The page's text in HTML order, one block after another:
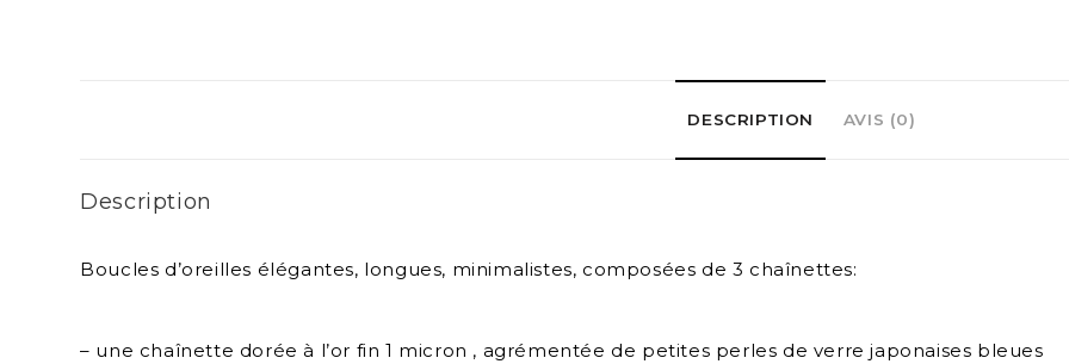
DESCRIPTION AVIS (0)
Description
Boucles d’oreilles élégantes, longues, minimalistes, composées de 3 chaînettes:
– une chaînette dorée à l’or fin 1 micron , agrémentée de petites perles de verre japonaises bleues